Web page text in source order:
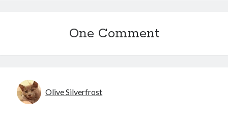
One Comment
Olive Silverfrost